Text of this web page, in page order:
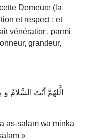
Demeure (la
et respect ; et
vénération, parmi
grandeur,
as-salām wa minka
»